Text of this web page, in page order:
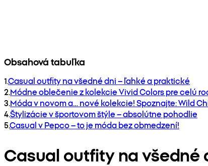
Obsahová tabuľka
1.Casual outfity na všedné dni – ľahké a praktické
2.Módne oblečenie z kolekcie Vivid Colors pre celú
3.Móda v novom a… nové kolekcie! Spoznajte: Wild
4.Štylizácie v športovom štýle – absolútne pohodlie
5.Casual v Pepco – to je móda bez obmedzení!
Casual outfity na všedné